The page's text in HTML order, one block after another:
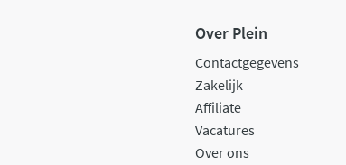
Over Plein
Contactgegevens
Zakelijk
Affiliate
Vacatures
Over ons